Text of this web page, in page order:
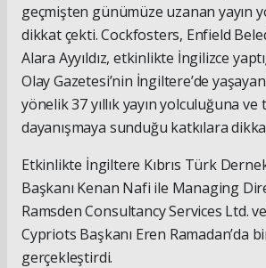
geçmişten günümüze uzanan yayın
dikkat çekti. Cockfosters, Enfield
Alara Ayyıldız, etkinlikte İngilizce
Olay Gazetesi’nin İngiltere’de
yönelik 37 yıllık yayın yolculuğuna
dayanışmaya sunduğu katkılara
Etkinlikte İngiltere Kıbrıs Türk
Başkanı Kenan Nafi ile Managing
Ramsden Consultancy Services Ltd.
Cypriots Başkanı Eren Ramadan’da
gerçekleştirdi.